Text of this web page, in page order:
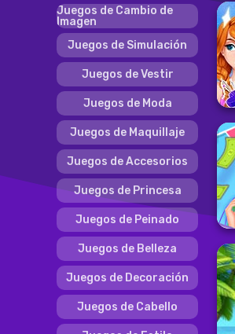
Juegos de Cambio de
Imagen
Juegos de Simulación
Juegos de Vestir
Juegos de Moda
Juegos de Maquillaje
Juegos de Accesorios
Juegos de Princesa
Juegos de Peinado
Juegos de Belleza
Juegos de Decoración
Juegos de Cabello